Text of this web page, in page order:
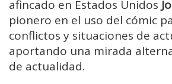
afincado en Estados Unidos
pionero en el uso del cómic
conflictos y situaciones de
aportando una mirada
de actualidad.